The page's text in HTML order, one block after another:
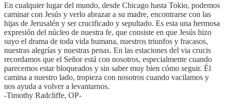
En cualquier lugar del mundo, desde Chicago hasta Tokio, podemos
caminar con Jesús y verlo abrazar a su madre, encontrarse con las
hijas de Jerusalén y ser crucificado y sepultado. Es esta una hermosa
expresión del núcleo de nuestra fe, que consiste en que Jesús hizo
suyo el drama de toda vida humana, nuestros triunfos y fracasos,
nuestras alegrías y nuestras penas. En las estaciones del via crucis
recordamos que el Señor está con nosotros, especialmente cuando
parecemos estar bloqueados y sin saber muy bien cómo seguir. Él
camina a nuestro lado, tropieza con nosotros cuando vacilamos y
nos ayuda a volver a levantarnos.
-Timothy Radcliffe, OP-